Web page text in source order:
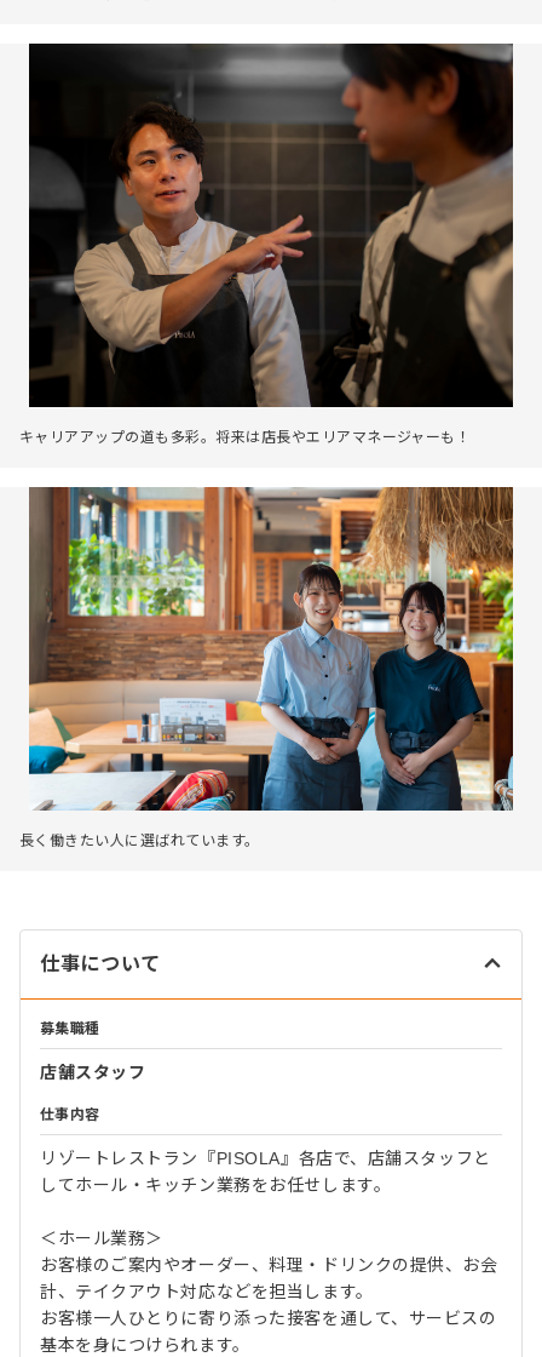
キャリアアップの道も多彩。将来は店長やエリアマネージャーも！
長く働きたい人に選ばれています。
仕事について
募集職種
店舗スタッフ
仕事内容
リゾートレストラン『PISOLA』各店で、店舗スタッフと
してホール・キッチン業務をお任せします。
＜ホール業務＞
お客様のご案内やオーダー、料理・ドリンクの提供、お会
計、テイクアウト対応などを担当します。
お客様一人ひとりに寄り添った接客を通して、サービスの
基本を身につけられます。